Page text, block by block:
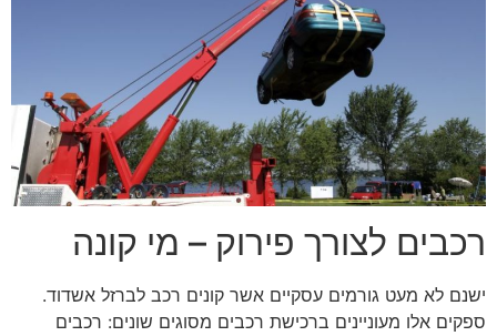
רכבים לצורך פירוק – מי קונה
ישנם לא מעט גורמים עסקיים אשר קונים רכב לברזל אשדוד.
ספקים אלו מעוניינים ברכישת רכבים מסוגים שונים: רכבים